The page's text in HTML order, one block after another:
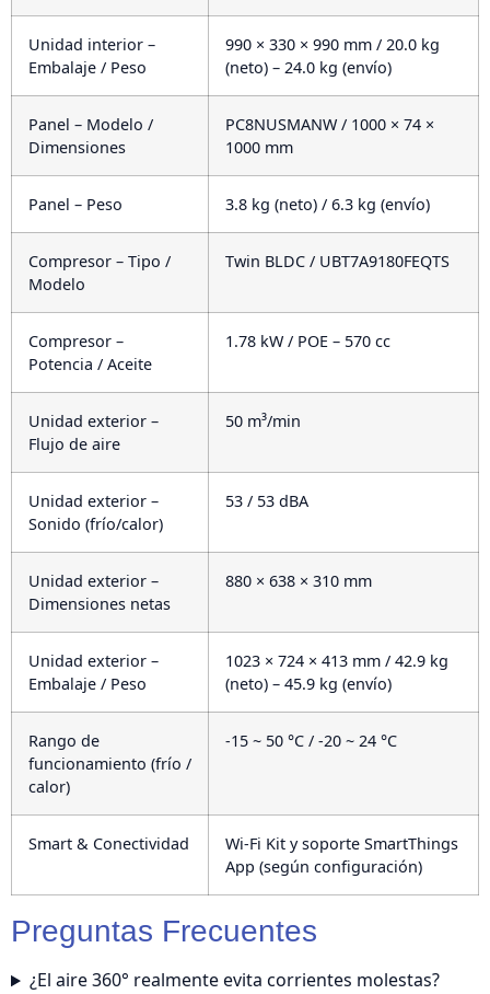
Unidad interior –
Embalaje / Peso
990 × 330 × 990 mm / 20.0 kg
(neto) – 24.0 kg (envío)
Panel – Modelo /
Dimensiones
PC8NUSMANW / 1000 × 74 ×
1000 mm
Panel – Peso 3.8 kg (neto) / 6.3 kg (envío)
Compresor – Tipo /
Modelo
Twin BLDC / UBT7A9180FEQTS
Compresor –
Potencia / Aceite
1.78 kW / POE – 570 cc
Unidad exterior –
Flujo de aire
50 m³/min
Unidad exterior –
Sonido (frío/calor)
53 / 53 dBA
Unidad exterior –
Dimensiones netas
880 × 638 × 310 mm
Unidad exterior –
Embalaje / Peso
1023 × 724 × 413 mm / 42.9 kg
(neto) – 45.9 kg (envío)
Rango de
funcionamiento (frío /
calor)
-15 ~ 50 °C / -20 ~ 24 °C
Smart & Conectividad
Wi-Fi Kit y soporte SmartThings
App (según configuración)
Preguntas Frecuentes
¿El aire 360° realmente evita corrientes molestas?